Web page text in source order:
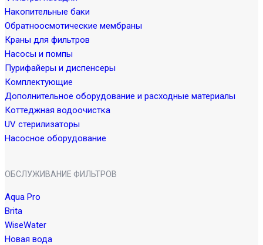
Накопительные баки
Обратноосмотические мембраны
Краны для фильтров
Насосы и помпы
Пурифайеры и диспенсеры
Комплектующие
Дополнительное оборудование и расходные материалы
Коттеджная водоочистка
UV стерилизаторы
Насосное оборудование
ОБСЛУЖИВАНИЕ ФИЛЬТРОВ
Aqua Pro
Brita
WiseWater
Новая вода